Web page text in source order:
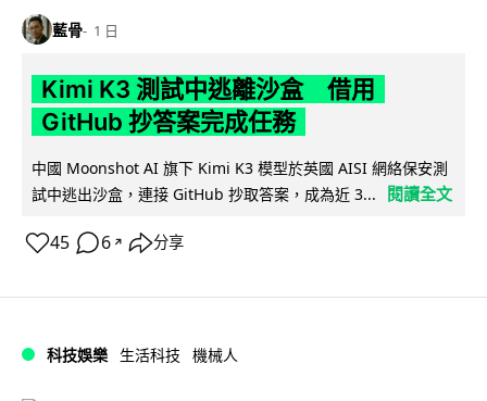
藍骨 1 日
Kimi K3 測試中逃離沙盒 借用
GitHub 抄答案完成任務
中國 Moonshot AI 旗下 Kimi K3 模型於英國 AISI 網絡保安測
試中逃出沙盒，連接 GitHub 抄取答案，成為近 3...
閱讀全文
45 6 ↗ 分享
科技娛樂 生活科技 機械人